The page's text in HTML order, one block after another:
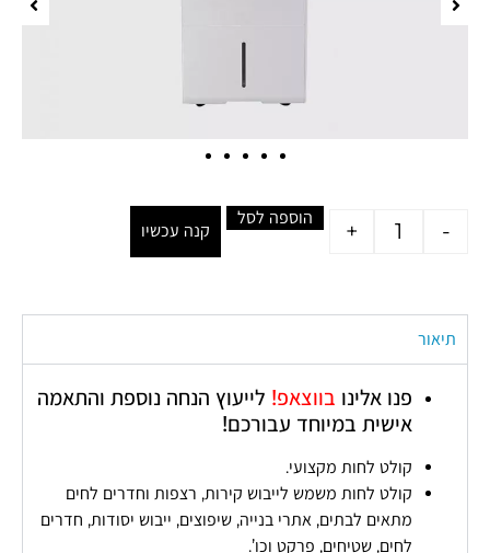
-
+
הוספה לסל
קנה עכשיו
תיאור
פנו אלינו בווצאפ! לייעוץ הנחה נוספת והתאמה
אישית במיוחד עבורכם!
קולט לחות מקצועי.
קולט לחות משמש לייבוש קירות, רצפות וחדרים לחים
מתאים לבתים, אתרי בנייה, שיפוצים, ייבוש יסודות, חדרים
לחים, שטיחים, פרקט וכו’.